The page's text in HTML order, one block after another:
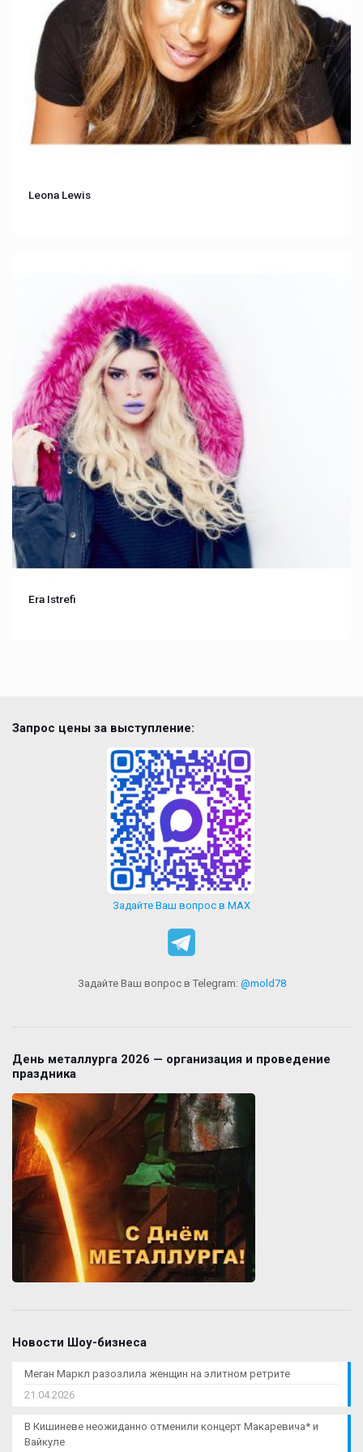
Leona Lewis
Era Istrefi
Запрос цены за выступление:
Задайте Ваш вопрос в MAX
Задайте Ваш вопрос в Telegram: @mold78
День металлурга 2026 — организация и проведение
праздника
Новости Шоу-бизнеса
Меган Маркл разозлила женщин на элитном ретрите
21.04.2026
В Кишиневе неожиданно отменили концерт Макаревича* и
Вайкуле